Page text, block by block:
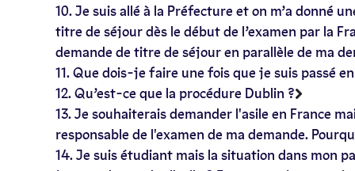
10. Je suis allé à la Préfecture et on m’a donné
titre de séjour dès le début de l’examen par la
demande de titre de séjour en parallèle de ma
11. Que dois-je faire une fois que je suis passé en
12. Qu’est-ce que la procédure Dublin ?
13. Je souhaiterais demander l'asile en France
responsable de l'examen de ma demande.
14. Je suis étudiant mais la situation dans mon